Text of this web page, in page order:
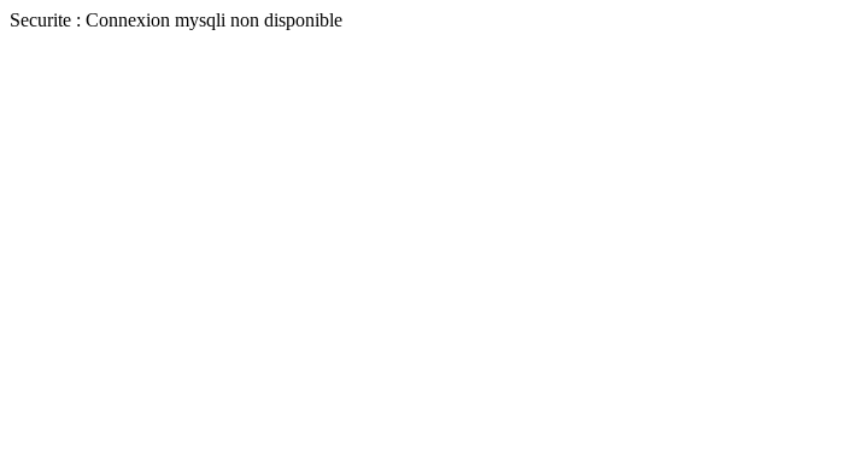
Securite : Connexion mysqli non disponible